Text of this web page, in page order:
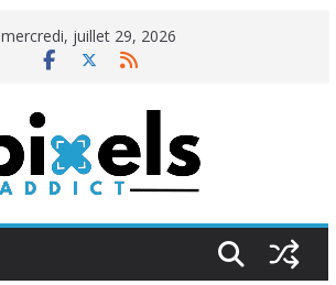
mercredi, juillet 29, 2026